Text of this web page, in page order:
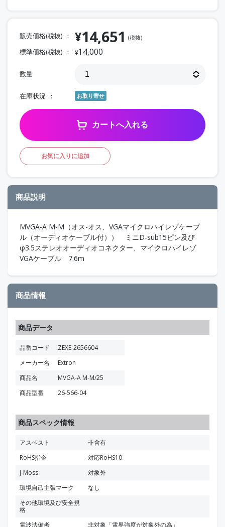
販売価格(税抜) ¥14,651 (税抜)
標準価格(税抜) ¥14,000
数量
在庫状況 お取り寄せ
カートへ入れる
お気に入りに追加
商品説明
MVGA-A M-M（オス-オス、VGAマイクロハイレゾケーブ
ル（オーディオケーブル付）） ミニD-sub15ピン及び
φ3.5ステレオオーディオコネクター、マイクロハイレゾ
VGAケーブル 7.6m
商品情報
商品データ
品番コード
ZEXE-2656604
メーカー名
Extron
商品名
MVGA-A M-M/25
商品型番
26-566-04
商品スペック情報
アスベスト
非含有
RoHS指令
対応RoHS10
J-Moss
対象外
環境自己主張マーク
なし
その他環境及び安全規
格
電波法備考
非対象「電界強度が対象外の為」